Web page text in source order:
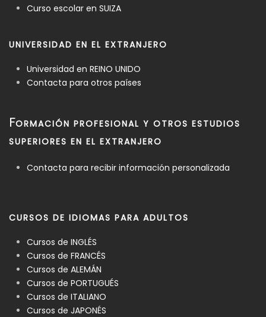
Curso escolar en SUIZA
UNIVERSIDAD EN EL EXTRANJERO
Universidad en REINO UNIDO
Contacta para otros países
FORMACIÓN PROFESIONAL Y OTROS ESTUDIOS
SUPERIORES EN EL EXTRANJERO
Contacta para recibir información personalizada
CURSOS DE IDIOMAS PARA ADULTOS
Cursos de INGLÉS
Cursos de FRANCÉS
Cursos de ALEMÁN
Cursos de PORTUGUÉS
Cursos de ITALIANO
Cursos de JAPONÉS